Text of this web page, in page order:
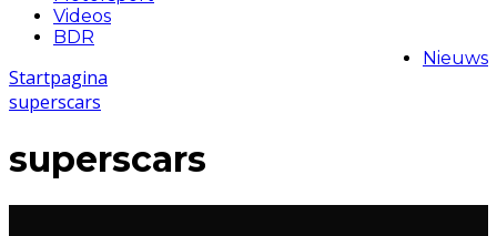
Videos
BDR
Nieuws
Startpagina
superscars
superscars